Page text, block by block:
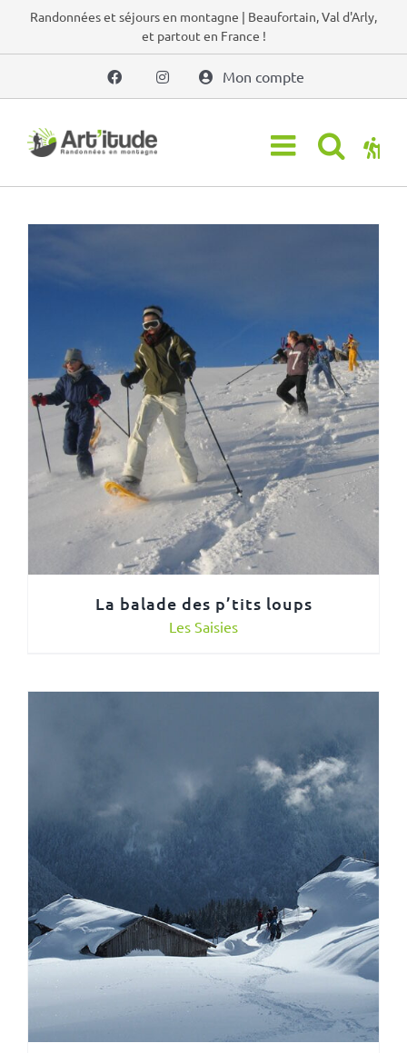
PasserRandonnées et séjours en montagne | Beaufortain, Val d'Arly,
et partout en France !
Mon compte
La balade des p’tits loups
Les Saisies